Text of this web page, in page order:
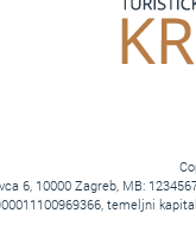
6, 10000 Zagreb, MB:
temeljni